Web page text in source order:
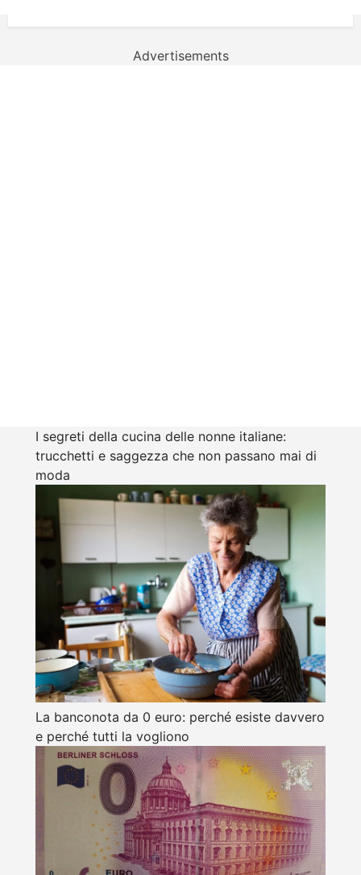
Advertisements
I segreti della cucina delle nonne italiane:
trucchetti e saggezza che non passano mai di
moda
La banconota da 0 euro: perché esiste davvero
e perché tutti la vogliono